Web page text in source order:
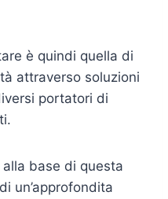
è quindi quella di
attraverso soluzioni
portatori di
base di questa
un’approfondita